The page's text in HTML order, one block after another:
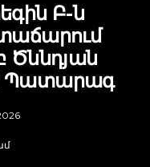
Բ-ն
Ծննդյան
Պատարագ